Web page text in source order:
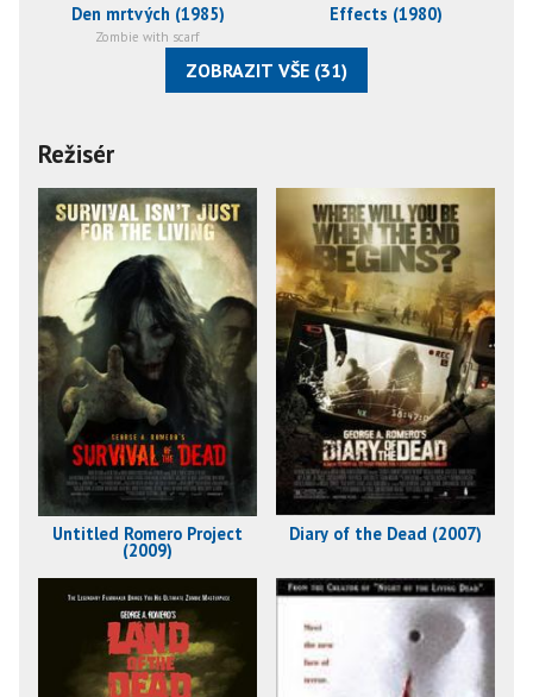
Den mrtvých (1985)
Zombie with scarf
Effects (1980)
ZOBRAZIT VŠE (31)
Režisér
Untitled Romero Project
(2009)
Diary of the Dead (2007)